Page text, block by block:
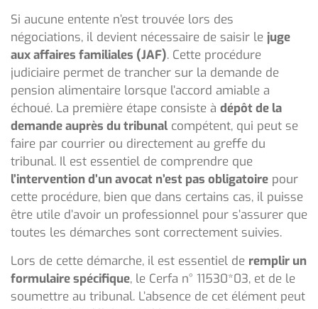
Si aucune entente n’est trouvée lors des
négociations, il devient nécessaire de saisir le juge
aux affaires familiales (JAF). Cette procédure
judiciaire permet de trancher sur la demande de
pension alimentaire lorsque l’accord amiable a
échoué. La première étape consiste à dépôt de la
demande auprès du tribunal compétent, qui peut se
faire par courrier ou directement au greffe du
tribunal. Il est essentiel de comprendre que
l’intervention d’un avocat n’est pas obligatoire pour
cette procédure, bien que dans certains cas, il puisse
être utile d’avoir un professionnel pour s’assurer que
toutes les démarches sont correctement suivies.
Lors de cette démarche, il est essentiel de remplir un
formulaire spécifique, le Cerfa n° 11530*03, et de le
soumettre au tribunal. L’absence de cet élément peut